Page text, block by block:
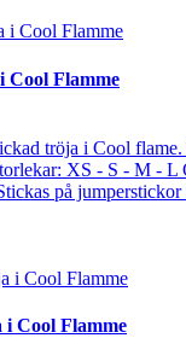
Cool Flamme
tröja i Cool
XS - S - M - L
på
i Cool Flamme